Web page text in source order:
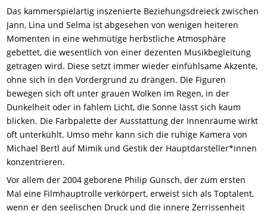
Das kammerspielartig inszenierte Beziehungsdreieck zwischen
Jann, Lina und Selma ist abgesehen von wenigen heiteren
Momenten in eine wehmütige herbstliche Atmosphäre
gebettet, die wesentlich von einer dezenten Musikbegleitung
getragen wird. Diese setzt immer wieder einfühlsame Akzente,
ohne sich in den Vordergrund zu drängen. Die Figuren
bewegen sich oft unter grauen Wolken im Regen, in der
Dunkelheit oder in fahlem Licht, die Sonne lässt sich kaum
blicken. Die Farbpalette der Ausstattung der Innenräume wirkt
oft unterkühlt. Umso mehr kann sich die ruhige Kamera von
Michael Bertl auf Mimik und Gestik der Hauptdarsteller*innen
konzentrieren.
Vor allem der 2004 geborene Philip Günsch, der zum ersten
Mal eine Filmhauptrolle verkörpert, erweist sich als Toptalent,
wenn er den seelischen Druck und die innere Zerrissenheit